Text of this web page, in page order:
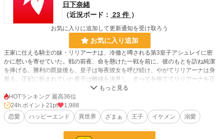
日下奈緒
（近況ボード： 23 件 ）
お気に入りに追加して更新通知を受け取ろう
お気に入り追加
王家に仕える騎士の妹・リリアーナは、冷徹と噂される第3皇子アシュレイに密
かに想いを寄せていた。戦の前夜、命を懸けた一戦を前に、彼のもとを訪ね純潔
を捧げる。勝利の凱旋後も、皇子は毎夜彼女を呼び続け、やがてリリアーナは身
籠る。正妃に拒まれていた皇子は離縁を決意し、すべてを捨ててリリアーナを正
式な妃として迎える——これは、禁じられた愛が真実の絆へと変わる、激甘ロマ
ンス。
小説 25,173 位 / 228,650 件
10,958 位 / 66,333 件
HOTランキング 最高36位
24h.ポイント 21pt
1,988
恋愛
ハッピーエンド 異世界 ざまぁ 王子 イケメン 溺愛